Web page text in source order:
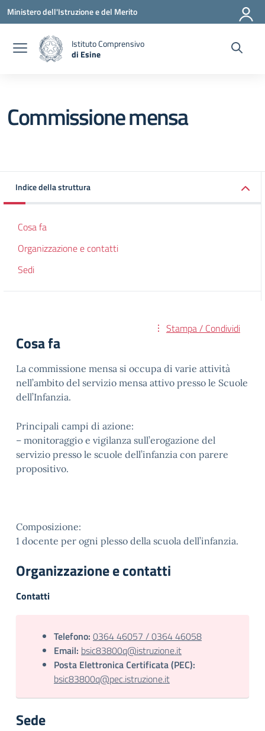
Vai ai contenuti
Vai al menu di navigazione
Vai al footer
Ministero dell'Istruzione e del Merito
Istituto Comprensivo
di Esine
Commissione mensa
Indice della struttura
Cosa fa
Organizzazione e contatti
Sedi
Stampa / Condividi
Cosa fa
La commissione mensa si occupa di varie attività
nell’ambito del servizio mensa attivo presso le Scuole
dell’Infanzia.
Principali campi di azione:
– monitoraggio e vigilanza sull’erogazione del
servizio presso le scuole dell’infanzia con parere
propositivo.
Composizione:
1 docente per ogni plesso della scuola dell’infanzia.
Organizzazione e contatti
Contatti
Telefono: 0364 46057 / 0364 46058
Email: bsic83800q@istruzione.it
Posta Elettronica Certificata (PEC):
bsic83800q@pec.istruzione.it
Sede